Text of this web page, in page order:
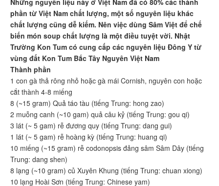
Những nguyên liệu này ở Việt Nam đã có 80% các thành
phần từ Việt Nam chất lượng, một số nguyên liệu khác
chất lượng cũng dễ kiếm. Nên việc dùng Sâm Việt để chế
biến món soup chất lượng là một điều tuyệt vời. Nhật
Trường Kon Tum có cung cấp các nguyên liệu Đông Y từ
vùng đất Kon Tum Bắc Tây Nguyên Việt Nam
Thành phần
1 con gà thả rông nhỏ hoặc gà mái Cornish, nguyên con hoặc
cắt thành 4-8 miếng
8 (~15 gram) Quả táo tàu (tiếng Trung: hong zao)
2 muỗng canh (~10 gam) quả câu kỷ (tiếng Trung: gou qi)
3 lát (~ 5 gam) rễ đương quy (tiếng Trung: dang gui)
1 lát (~ 5 gam) rễ hoàng kỳ (tiếng Trung: huang qi)
10 miếng (~15 gram) rễ codonopsis đảng sâm Sâm Dây (tiếng
Trung: dang shen)
8 lạng (~10 gram) củ Xuyên Khung (tiếng Trung: chuan xiong)
10 lạng Hoài Sơn (tiếng Trung: Chinese yam)